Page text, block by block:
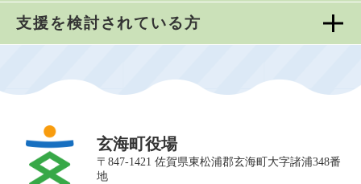
支援を検討されている方
玄海町役場
〒847-1421 佐賀県東松浦郡玄海町大字諸浦348番
地